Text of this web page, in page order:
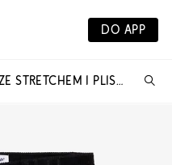
DO APP
SPÓDNICA SZTRUKSOWA ZE STRETCHEM I PLISĄ GUZIKOWĄ